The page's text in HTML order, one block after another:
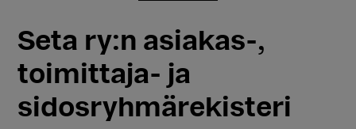
Seta ry:n asiakas-,
toimittaja- ja
sidosryhmärekisteri